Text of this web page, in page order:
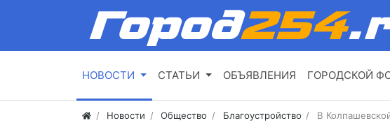
НОВОСТИ СТАТЬИ ОБЪЯВЛЕНИЯ ГОРОДСКОЙ
Новости Общество Благоустройство В